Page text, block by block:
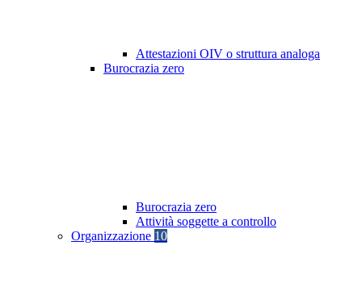
Attestazioni OIV o struttura analoga
Burocrazia zero
Burocrazia zero
Attività soggette a controllo
Organizzazione 10